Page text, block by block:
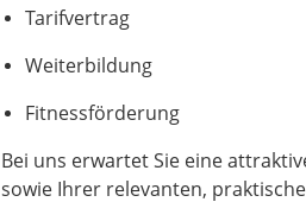
Tarifvertrag
Weiterbildung
Fitnessförderung
Bei uns erwartet Sie eine
sowie Ihrer relevanten,